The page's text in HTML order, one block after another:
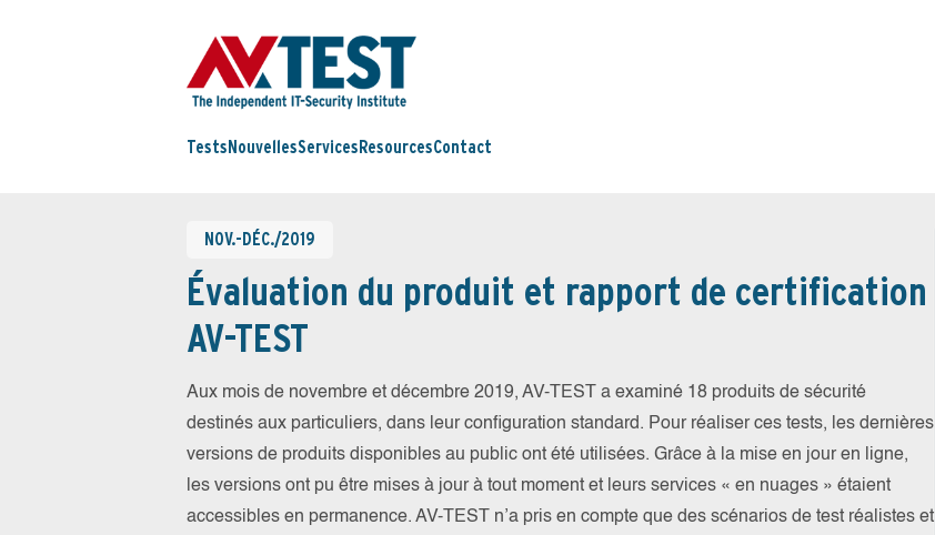
Tests NouvellesServices ResourcesContact
NOV.-DÉC./2019
Évaluation du produit et rapport de certification
AV-TEST
Aux mois de novembre et décembre 2019, AV-TEST a examiné 18 produits de sécurité
destinés aux particuliers, dans leur configuration standard. Pour réaliser ces tests, les dernières
versions de produits disponibles au public ont été utilisées. Grâce à la mise en jour en ligne,
les versions ont pu être mises à jour à tout moment et leurs services « en nuages » étaient
accessibles en permanence. AV-TEST n’a pris en compte que des scénarios de test réalistes et